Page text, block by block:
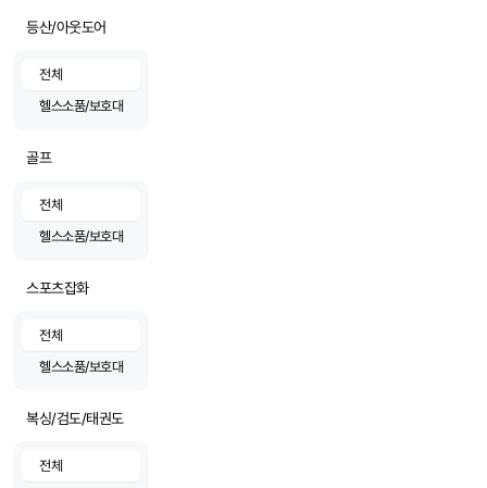
등산/아웃도어
전체
헬스소품/보호대
골프
전체
헬스소품/보호대
스포츠잡화
전체
헬스소품/보호대
복싱/검도/태권도
전체